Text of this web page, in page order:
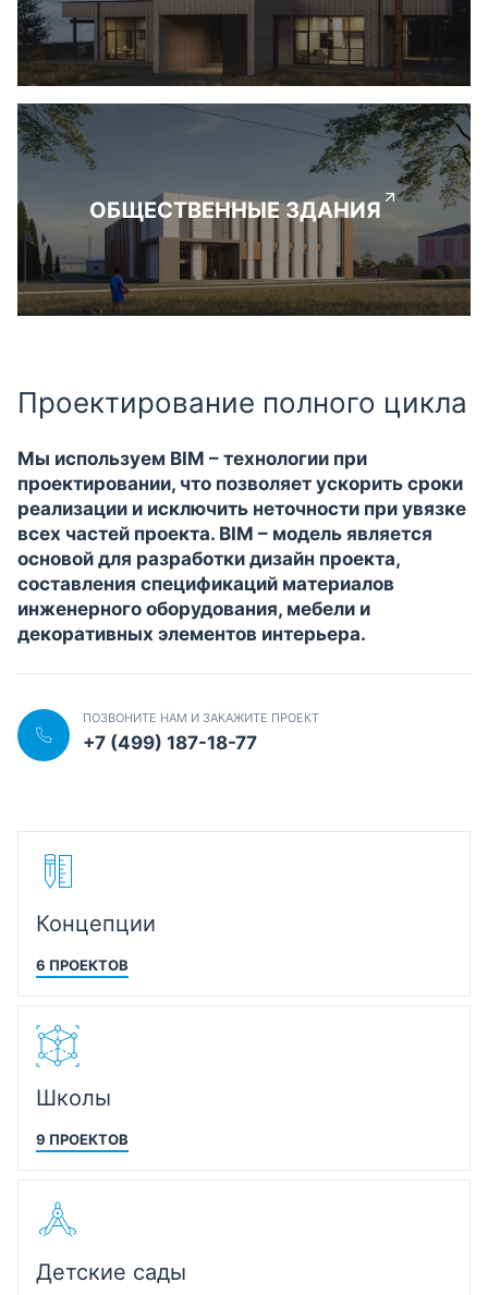
ОБЩЕСТВЕННЫЕ ЗДАНИЯ
Проектирование полного цикла
Мы используем BIM – технологии при
проектировании, что позволяет ускорить сроки
реализации и исключить неточности при увязке
всех частей проекта. BIM – модель является
основой для разработки дизайн проекта,
составления спецификаций материалов
инженерного оборудования, мебели и
декоративных элементов интерьера.
ПОЗВОНИТЕ НАМ И ЗАКАЖИТЕ ПРОЕКТ
+7 (499) 187-18-77
Концепции
6 ПРОЕКТОВ
Школы
9 ПРОЕКТОВ
Детские сады